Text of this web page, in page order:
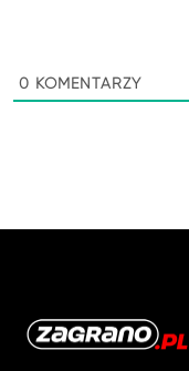
0 KOMENTARZY